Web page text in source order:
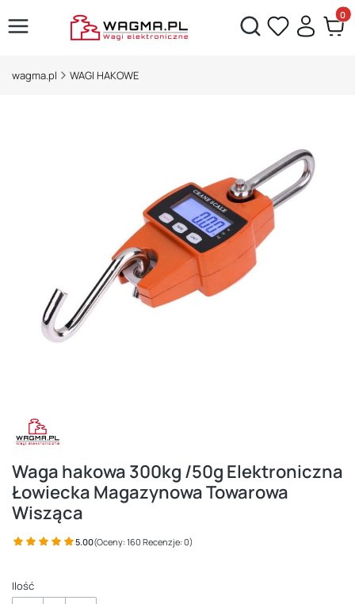
Otwórz wyszukiwarkę
wagma.pl WAGI HAKOWE
Waga hakowa 300kg /50g Elektroniczna
Łowiecka Magazynowa Towarowa
Wisząca
5.00(Oceny: 160 Recenzje: 0)
Ilość